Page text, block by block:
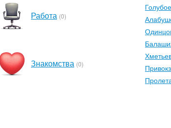
Работа (0)
Знакомства (0)
Голубое